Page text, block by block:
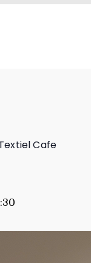
Cafe